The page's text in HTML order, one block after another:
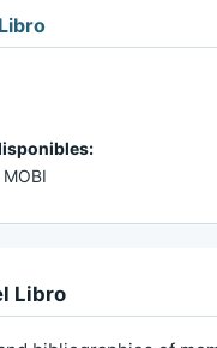
MOBI
Libro